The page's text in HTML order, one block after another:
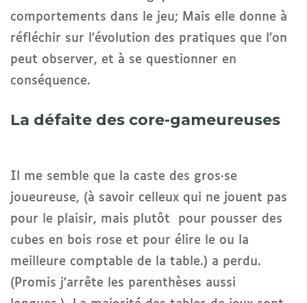
comportements dans le jeu; Mais elle donne à
réfléchir sur l’évolution des pratiques que l’on
peut observer, et à se questionner en
conséquence.
La défaite des core-gameureuses
Il me semble que la caste des gros·se
joueureuse, (à savoir celleux qui ne jouent pas
pour le plaisir, mais plutôt pour pousser des
cubes en bois rose et pour élire le ou la
meilleure comptable de la table.) a perdu.
(Promis j’arrête les parenthèses aussi